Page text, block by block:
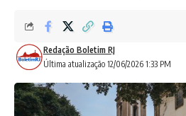
Última atualização 12/06/2026 1:33 PM
Redação Boletim RJ